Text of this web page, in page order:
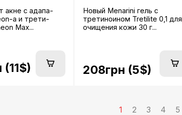
акне с адапа-
a и трети-
Max...
Новый Menarini гель с
третиноином Tretilite 0,1 для
очищения кожи 30 г...
208грн (5$)
1 2 3 4 5